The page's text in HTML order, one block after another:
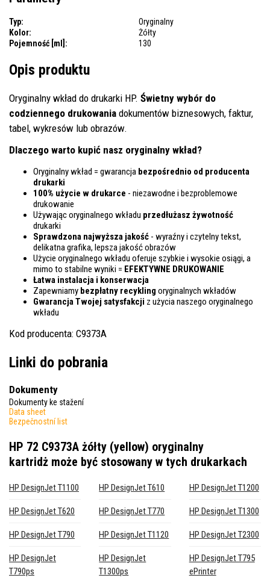
Typ:
Oryginalny
Kolor:
Żółty
Pojemność [ml]:
130
Opis produktu
Oryginalny wkład do drukarki HP. Świetny wybór do
codziennego drukowania dokumentów biznesowych, faktur,
tabel, wykresów lub obrazów.
Dlaczego warto kupić nasz oryginalny wkład?
Oryginalny wkład = gwarancja bezpośrednio od producenta
drukarki
100% użycie w drukarce - niezawodne i bezproblemowe
drukowanie
Używając oryginalnego wkładu przedłużasz żywotność
drukarki
Sprawdzona najwyższa jakość - wyraźny i czytelny tekst,
delikatna grafika, lepsza jakość obrazów
Użycie oryginalnego wkładu oferuje szybkie i wysokie osiągi, a
mimo to stabilne wyniki = EFEKTYWNE DRUKOWANIE
Łatwa instalacja i konserwacja
Zapewniamy bezpłatny recykling oryginalnych wkładów
Gwarancja Twojej satysfakcji z użycia naszego oryginalnego
wkładu
Kod producenta: C9373A
Linki do pobrania
Dokumenty
Dokumenty ke stažení
Data sheet
Bezpečnostní list
HP 72 C9373A żółty (yellow) oryginalny
kartridż może być stosowany w tych drukarkach
HP DesignJet T1100 HP DesignJet T610 HP DesignJet T1200
HP DesignJet T620 HP DesignJet T770 HP DesignJet T1300
HP DesignJet T790 HP DesignJet T1120 HP DesignJet T2300
HP DesignJet
T790ps
HP DesignJet
T1300ps
HP DesignJet T795
ePrinter